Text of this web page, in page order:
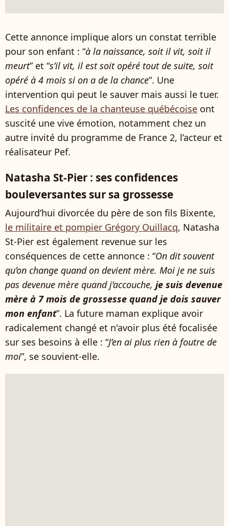
Cette annonce implique alors un constat terrible
pour son enfant : “à la naissance, soit il vit, soit il
meurt” et “s’il vit, il est soit opéré tout de suite, soit
opéré à 4 mois si on a de la chance”. Une
intervention qui peut le sauver mais aussi le tuer.
Les confidences de la chanteuse québécoise ont
suscité une vive émotion, notamment chez un
autre invité du programme de France 2, l’acteur et
réalisateur Pef.
Natasha St-Pier : ses confidences
bouleversantes sur sa grossesse
Aujourd’hui divorcée du père de son fils Bixente,
le militaire et pompier Grégory Ouillacq, Natasha
St-Pier est également revenue sur les
conséquences de cette annonce : “On dit souvent
qu’on change quand on devient mère. Moi je ne suis
pas devenue mère quand j’accouche, je suis devenue
mère à 7 mois de grossesse quand je dois sauver
mon enfant”. La future maman explique avoir
radicalement changé et n'avoir plus été focalisée
sur ses besoins à elle : “J’en ai plus rien à foutre de
moi”, se souvient-elle.